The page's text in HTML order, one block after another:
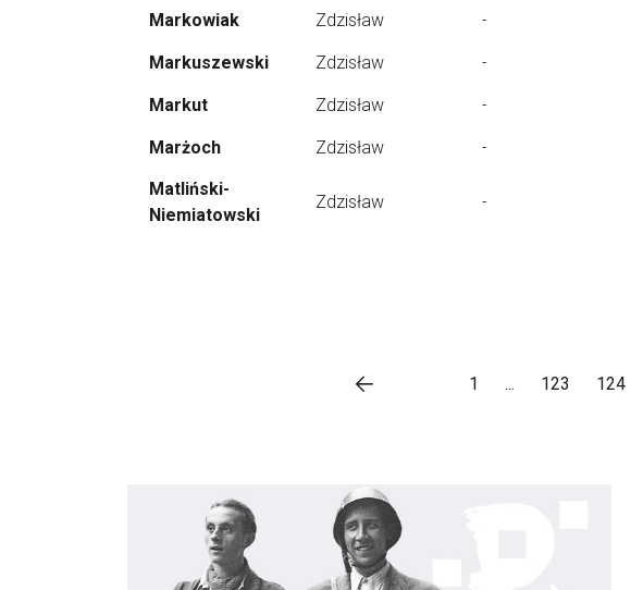
Markowiak Zdzisław -
Markuszewski Zdzisław -
Markut Zdzisław -
Marżoch Zdzisław -
Matliński-
Niemiatowski
Zdzisław -
1 ... 123 124